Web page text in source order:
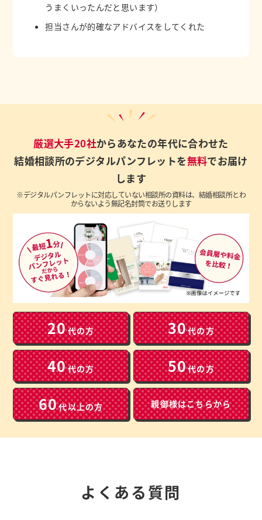
うまくいったんだと思います）
担当さんが的確なアドバイスをしてくれた
厳選大手20社からあなたの年代に合わせた
結婚相談所のデジタルパンフレットを無料でお届け
します
※デジタルパンフレットに対応していない相談所の資料は、結婚相談所とわ
からないよう無記名封筒でお送りします
20代の方 30代の方
40代の方 50代の方
60代以上の方 親御様はこちらから
よくある質問